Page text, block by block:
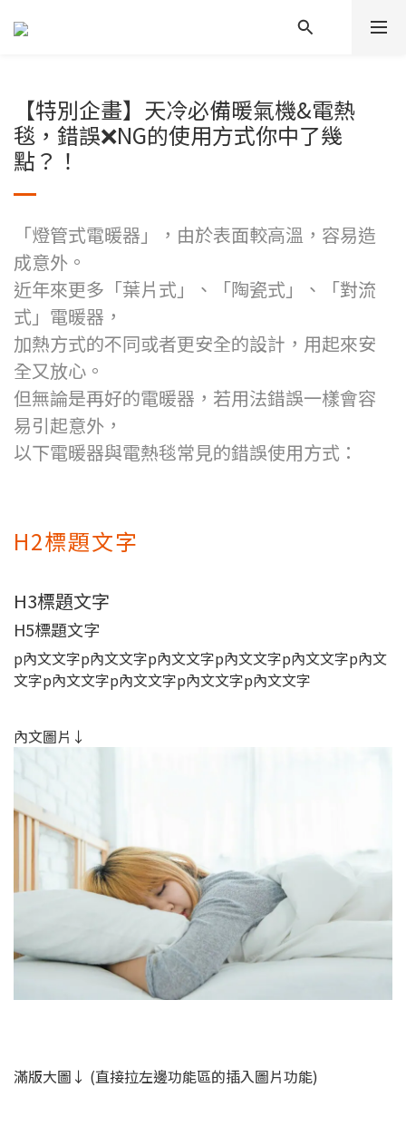
【特別企畫】天冷必備暖氣機&電熱
毯，錯誤❌NG的使用方式你中了幾
點？！
「燈管式電暖器」，由於表面較高溫，容易造
成意外。
近年來更多「葉片式」、「陶瓷式」、「對流
式」電暖器，
加熱方式的不同或者更安全的設計 ， 用起來安
全又放心。
但無論是再好的電暖器，若用法錯誤一樣會容
易引起意外，
以下電暖器與電熱毯常見的錯誤使用方式：
H2標題文字
H3標題文字
H5標題文字
p內文文字p內文文字p內文文字p內文文字p內文文字p內文
文字p內文文字p內文文字p內文文字p內文文字
內文圖片↓
滿版大圖↓ (直接拉左邊功能區的插入圖片功能)